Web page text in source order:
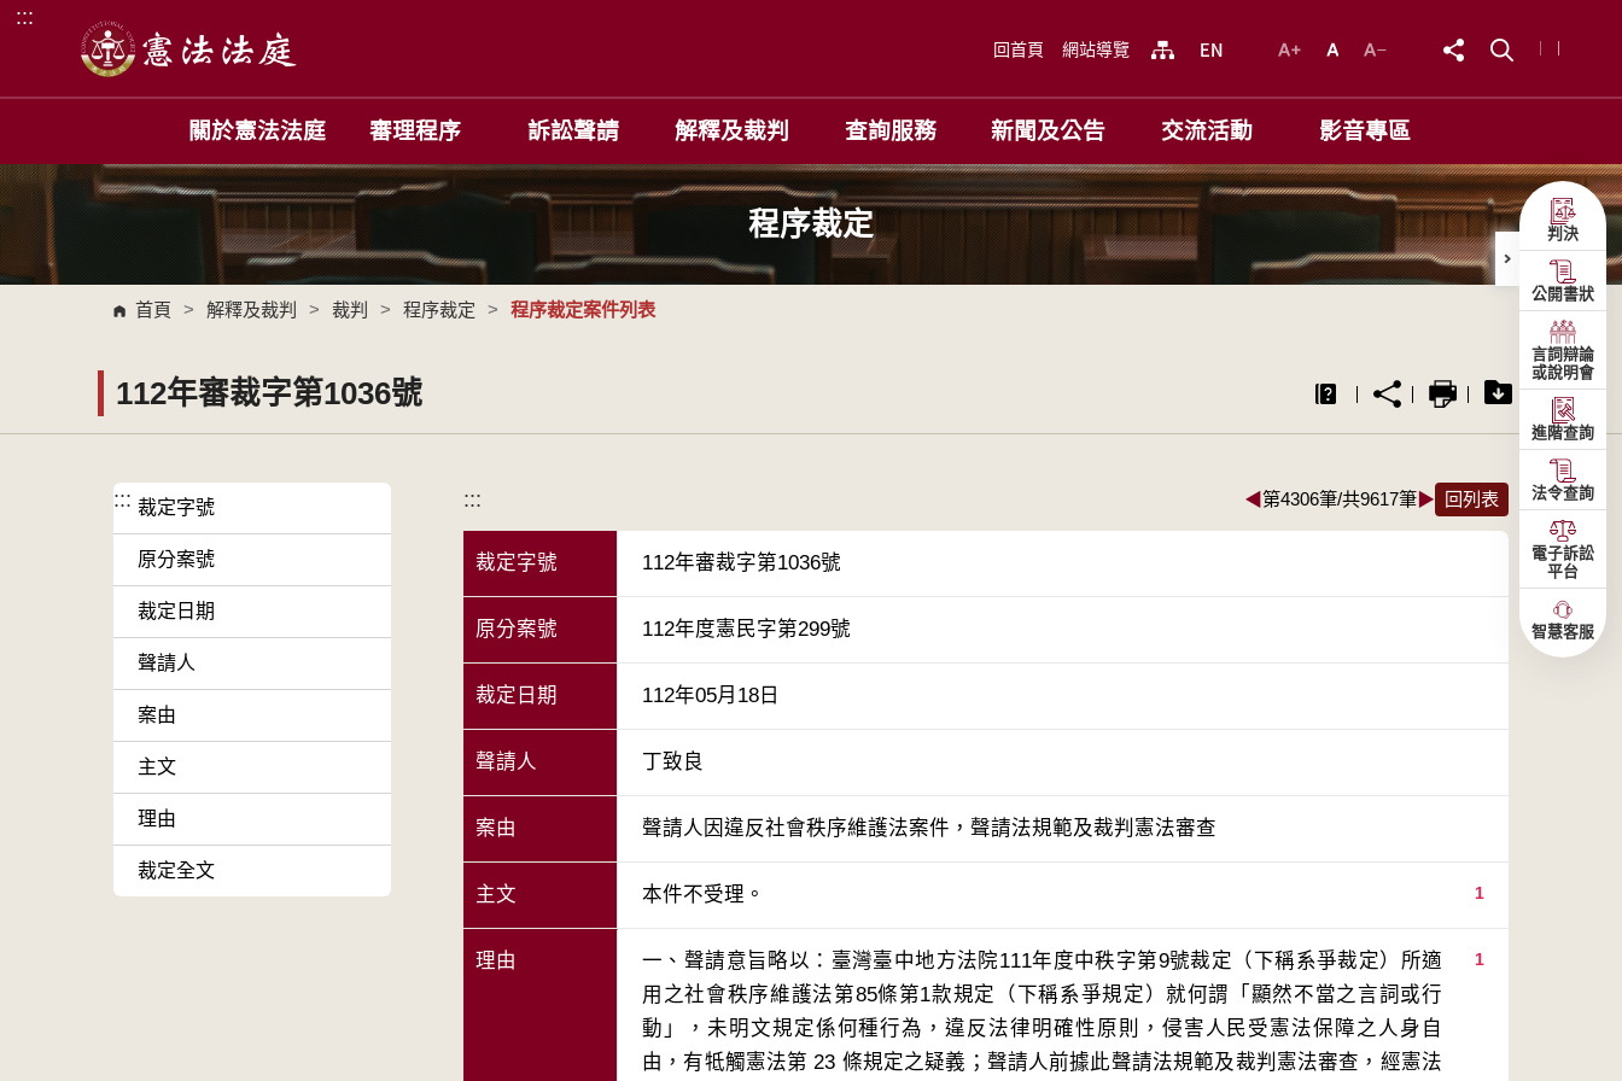
跳到主要內容區塊
:::
回首頁 網站導覽
關於憲法法庭 審理程序 訴訟聲請 解釋及裁判 查詢服務 新聞及公告 交流活動 影音專區
程序裁定
首頁 > 解釋及裁判 > 裁判 > 程序裁定 > 程序裁定案件列表
112年審裁字第1036號
::: 裁定字號
原分案號
裁定日期
聲請人
案由
主文
理由
裁定全文
::: ◀第4306筆/共9617筆▶ 回列表
裁定字號 112年審裁字第1036號
原分案號 112年度憲民字第299號
裁定日期 112年05月18日
聲請人 丁致良
案由 聲請人因違反社會秩序維護法案件，聲請法規範及裁判憲法審查
主文 1
本件不受理。
理由 1
一、聲請意旨略以：臺灣臺中地方法院111年度中秩字第9號裁定（下稱系爭裁定）所適
用之社會秩序維護法第85條第1款規定（下稱系爭規定）就何謂「顯然不當之言詞或行
動」，未明文規定係何種行為，違反法律明確性原則，侵害人民受憲法保障之人身自
由，有牴觸憲法第 23 條規定之疑義；聲請人前據此聲請法規範及裁判憲法審查，經憲法
判決
公開書狀
言詞辯論
或說明會
進階查詢
法令查詢
電子訴訟
平台
智慧客服